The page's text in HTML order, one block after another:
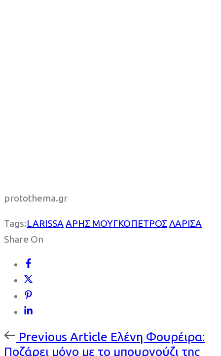
protothema.gr
Tags:LARISSA ΑΡΗΣ ΜΟΥΓΚΟΠΕΤΡΟΣ ΛΑΡΙΣΑ
Share On
Previous
Article
Previous Article Ελένη Φουρέιρα:
Ποζάρει μόνο με το μπουρνούζι της